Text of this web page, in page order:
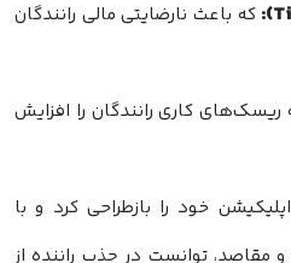
که باعث نارضایتی مالی رانندگان
ریسک‌های کاری رانندگان را افزایش
خود را بازطراحی کرد و با
مقاصد، توانست در جذب راننده از